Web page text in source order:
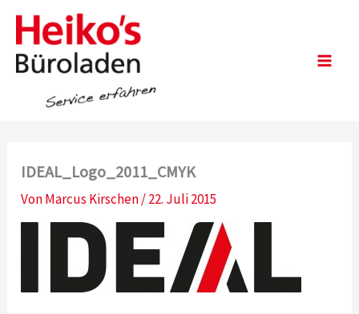
Inhalt
springen
IDEAL_Logo_2011_CMYK
VonMarcus Kirschen/22. Juli 2015